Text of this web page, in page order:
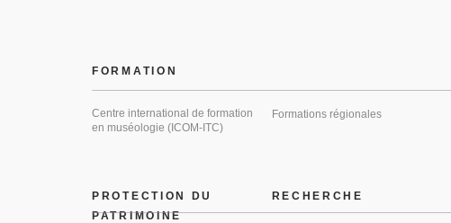
PROTECTION DU
PATRIMOINE
FORMATION
Centre international de formation
en muséologie (ICOM-ITC)
Formations régionales
RECHERCHE